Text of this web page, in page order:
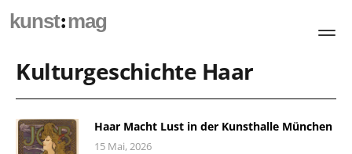
kunst:mag
Kulturgeschichte Haar
Haar Macht Lust in der Kunsthalle München
15 Mai, 2026